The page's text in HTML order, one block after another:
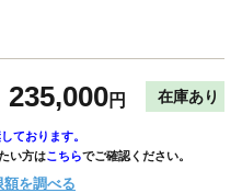
235,000円 在庫あり
ております。
い方はこちらでご確認ください。
額を調べる